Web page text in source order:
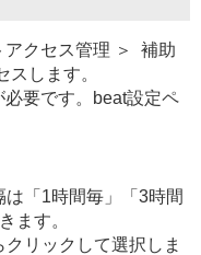
アクセス管理 ＞ 補助
します。
要です。beat設定ペ
「1時間毎」「3時間
ます。
リックして選択しま